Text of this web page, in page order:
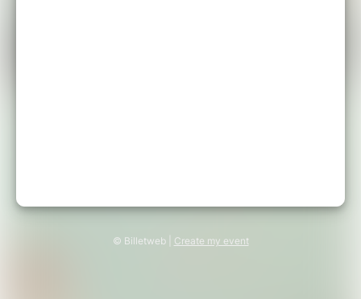
© Billetweb | Create my event